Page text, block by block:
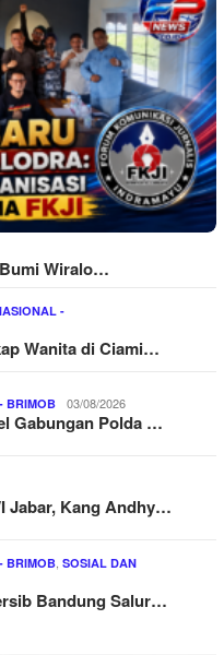
Wiralo…
-
Wanita di Ciami…
BRIMOB 03/08/2026
Gabungan Polda …
Jabar, Kang Andhy…
BRIMOB SOSIAL DAN
Bandung Salur…